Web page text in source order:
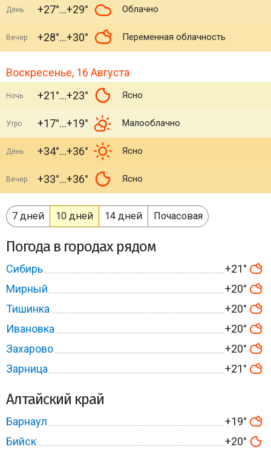
День +27° +29° Облачно
Вечер +28° +30° Переменная облачность
Воскресенье, 16 Августа
Ночь +21° +23° Ясно
Утро +17° +19° Малооблачно
День +34° +36° Ясно
Вечер +33° +36° Ясно
7 дней 10 дней 14 дней Почасовая
Погода в городах рядом
Сибирь
+21°
Мирный
+20°
Тишинка
+20°
Ивановка
+20°
Захарово
+20°
Зарница
+21°
Алтайский край
Барнаул
+19°
Бийск
+20°